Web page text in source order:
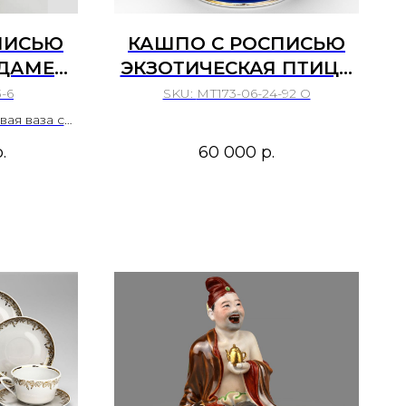
6
ваза с
КАШПО С РОСПИСЬЮ
ЭКЗОТИЧЕСКАЯ ПТИЦА
РОССИЙСКАЯ ИМПЕРИЯ
КУЗНЕЦОВА?
SKU: МТ173-06-24-92 О
60 000 р.